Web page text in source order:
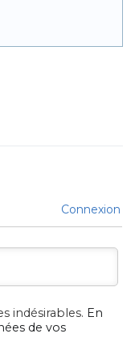
Connexion
indésirables. En
de vos